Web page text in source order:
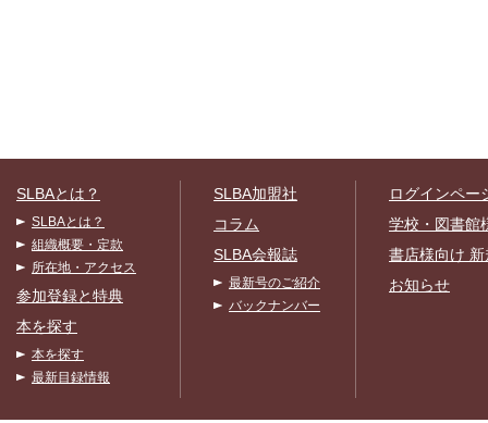
SLBAとは？
SLBAとは？
組織概要・定款
所在地・アクセス
参加登録と特典
本を探す
本を探す
最新目録情報
SLBA加盟社
コラム
SLBA会報誌
最新号のご紹介
バックナンバー
ログインペー
学校・図書館
書店様向け
お知らせ